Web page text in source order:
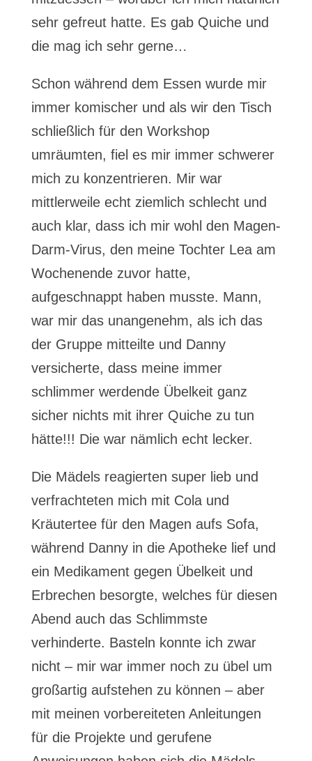
sehr gefreut hatte. Es gab Quiche und
die mag ich sehr gerne…
Schon während dem Essen wurde mir
immer komischer und als wir den Tisch
schließlich für den Workshop
umräumten, fiel es mir immer schwerer
mich zu konzentrieren. Mir war
mittlerweile echt ziemlich schlecht und
auch klar, dass ich mir wohl den Magen-
Darm-Virus, den meine Tochter Lea am
Wochenende zuvor hatte,
aufgeschnappt haben musste. Mann,
war mir das unangenehm, als ich das
der Gruppe mitteilte und Danny
versicherte, dass meine immer
schlimmer werdende Übelkeit ganz
sicher nichts mit ihrer Quiche zu tun
hätte!!! Die war nämlich echt lecker.
Die Mädels reagierten super lieb und
verfrachteten mich mit Cola und
Kräutertee für den Magen aufs Sofa,
während Danny in die Apotheke lief und
ein Medikament gegen Übelkeit und
Erbrechen besorgte, welches für diesen
Abend auch das Schlimmste
verhinderte. Basteln konnte ich zwar
nicht – mir war immer noch zu übel um
großartig aufstehen zu können – aber
mit meinen vorbereiteten Anleitungen
für die Projekte und gerufene